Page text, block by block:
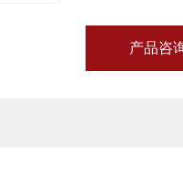
产品咨